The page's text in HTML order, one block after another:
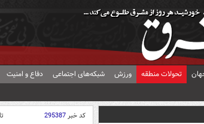
تحولات منطقه ورزش شبکه‌های اجتماعی دفاع و امنیت
کد خبر295387